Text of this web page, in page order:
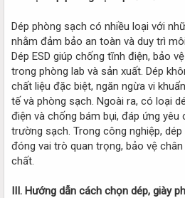
Dép phòng sạch có nhiều loại với
nhằm đảm bảo an toàn và duy trì
Dép ESD giúp chống tĩnh điện, bảo
trong phòng lab và sản xuất. Dép
chất liệu đặc biệt, ngăn ngừa vi
tế và phòng sạch. Ngoài ra, có loại
điện và chống bám bụi, đáp ứng yêu
trường sạch. Trong công nghiệp,
đóng vai trò quan trọng, bảo vệ
chất.
III. Hướng dẫn cách chọn dép, giày